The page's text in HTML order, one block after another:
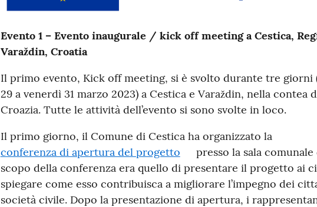
Evento 1 – Evento inaugurale / kick off meeting a Cestica,
Varaždin, Croatia
Il primo evento, Kick off meeting, si è svolto durante tre giorni
29 a venerdì 31 marzo 2023) a Cestica e Varaždin, nella contea
Croazia. Tutte le attività dell’evento si sono svolte in loco.
Il primo giorno, il Comune di Cestica ha organizzato la
conferenza di apertura del progetto
presso la sala
scopo della conferenza era quello di presentare il progetto ai
spiegare come esso contribuisca a migliorare l’impegno dei
società civile. Dopo la presentazione di apertura, i